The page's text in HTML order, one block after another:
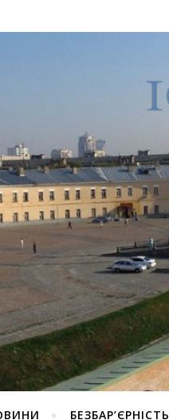
БЕЗБАР’ЄРНІСТЬ